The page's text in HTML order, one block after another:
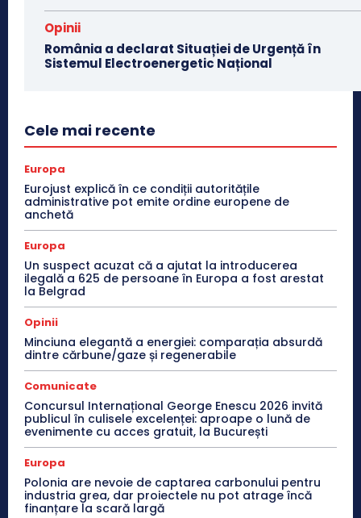
Opinii
România a declarat Situației de Urgență în
Sistemul Electroenergetic Național
Cele mai recente
Europa
Eurojust explică în ce condiții autoritățile
administrative pot emite ordine europene de
anchetă
Europa
Un suspect acuzat că a ajutat la introducerea
ilegală a 625 de persoane în Europa a fost arestat
la Belgrad
Opinii
Minciuna elegantă a energiei: comparația absurdă
dintre cărbune/gaze și regenerabile
Comunicate
Concursul Internațional George Enescu 2026 invită
publicul în culisele excelenței: aproape o lună de
evenimente cu acces gratuit, la București
Europa
Polonia are nevoie de captarea carbonului pentru
industria grea, dar proiectele nu pot atrage încă
finanțare la scară largă